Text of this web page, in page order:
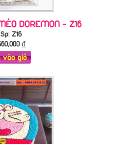
DOREMON - Z16
Z16
₫
vào giỏ